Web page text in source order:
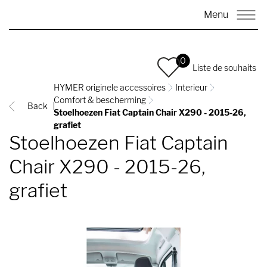
Menu
0
Liste de souhaits
Back
HYMER originele accessoires
Interieur
Comfort & bescherming
Stoelhoezen Fiat Captain Chair X290 - 2015-26,
grafiet
Stoelhoezen Fiat Captain
Chair X290 - 2015-26,
grafiet